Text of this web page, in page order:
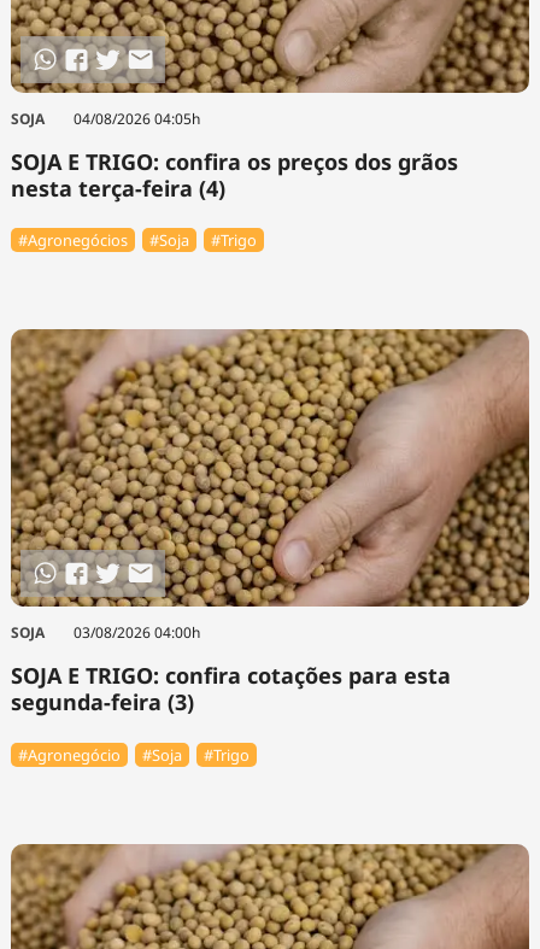
SOJA 04/08/2026 04:05h
SOJA E TRIGO: confira os preços dos grãos
nesta terça-feira (4)
#Agronegócios #Soja #Trigo
SOJA 03/08/2026 04:00h
SOJA E TRIGO: confira cotações para esta
segunda-feira (3)
#Agronegócio #Soja #Trigo